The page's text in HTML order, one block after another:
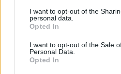
I want to opt-out of the
personal data.
Opted In
I want to opt-out of the Sale
Personal Data.
Opted In
UUTISET
Moottoripyöräilijä
– tutkaan hurja